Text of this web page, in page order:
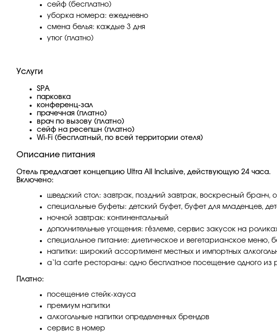
сейф (бесплатно)
уборка номера: ежедневно
смена белья: каждые 3 дня
утюг (платно)
Услуги
SPA
парковка
конференц-зал
прачечная (платно)
врач по вызову (платно)
сейф на ресепшн (платно)
Wi-Fi (бесплатный, по всей территории отеля)
Описание питания
Отель предлагает концепцию Ultra All Inclusive, действующую 24 часа.
Включено:
шведский стол: завтрак, поздний завтрак, воскресный бранч,
специальные буфеты: детский буфет, буфет для младенцев,
ночной завтрак: континентальный
дополнительные угощения: гёзлеме, сервис закусок на
специальное питание: диетическое и вегетарианское меню,
напитки: широкий ассортимент местных и импортных
а`la carte рестораны: одно бесплатное посещение одного из
Платно:
посещение стейк-хауса
премиум напитки
алкогольные напитки определенных брендов
сервис в номер